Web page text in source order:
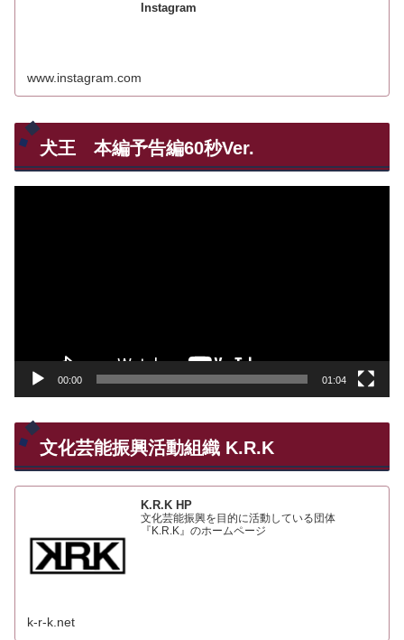
Instagram
www.instagram.com
犬王 本編予告編60秒Ver.
00:00 01:04
文化芸能振興活動組織 K.R.K
K.R.K HP
文化芸能振興を目的に活動している団体
『K.R.K』のホームページ
k-r-k.net